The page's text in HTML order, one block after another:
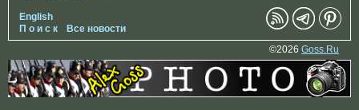
English
П о и с к
Все новости
©2026 Goss.Ru